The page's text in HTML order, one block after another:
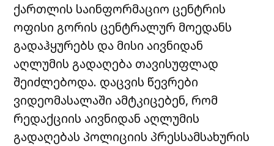
ქართლის საინფორმაციო ცენტრის
ოფისი გორის ცენტრალურ მოედანს
გადაჰყურებს და მისი აივნიდან
აღლუმის გადაღება თავისუფლად
შეიძლებოდა. დაცვის წევრები
ვიდეომასალაში ამტკიცებენ, რომ
რედაქციის აივნიდან აღლუმის
გადაღებას პოლიციის პრესსამსახურის